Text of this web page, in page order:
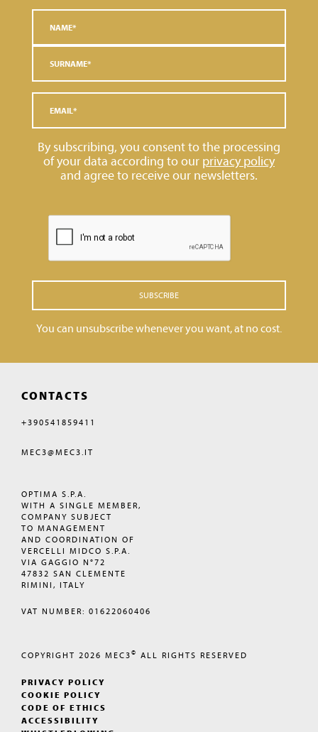
By subscribing, you consent to the processing
of your data according to our privacy policy
and agree to receive our newsletters.
SUBSCRIBE
You can unsubscribe whenever you want, at no cost.
CONTACTS
+390541859411
MEC3@MEC3.IT
OPTIMA S.P.A.
WITH A SINGLE MEMBER,
COMPANY SUBJECT
TO MANAGEMENT
AND COORDINATION OF
VERCELLI MIDCO S.P.A.
VIA GAGGIO N°72
47832 SAN CLEMENTE
RIMINI, ITALY
VAT NUMBER: 01622060406
COPYRIGHT 2026 MEC3© ALL RIGHTS RESERVED
PRIVACY POLICY
COOKIE POLICY
CODE OF ETHICS
ACCESSIBILITY